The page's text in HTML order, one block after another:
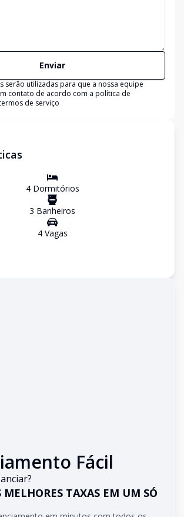
Enviar
serão utilizadas para que a nossa equipe
contato de acordo com a política de
de serviço
4Dormitórios
3 Banheiros
4Vagas
Fácil
MELHORES TAXAS EM UM SÓ